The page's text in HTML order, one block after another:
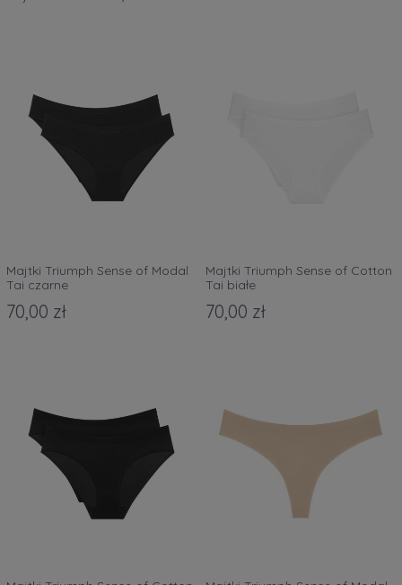
Majtki Triumph Sense of Modal
Tai czarne
70,00 zł
Majtki Triumph Sense of Cotton
Tai białe
70,00 zł